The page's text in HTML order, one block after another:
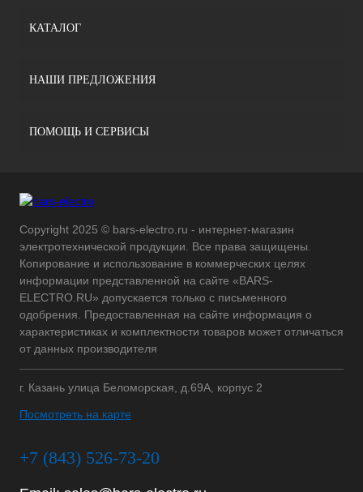
КАТАЛОГ
НАШИ ПРЕДЛОЖЕНИЯ
ПОМОЩЬ И СЕРВИСЫ
Copyright 2025 © bars-electro.ru - интернет-магазин
электротехнической продукции. Все права защищены.
Копирование и использование в коммерческих целях
информации представленной на сайте «BARS-
ELECTRO.RU» допускается только с письменного
одобрения. Предоставленная на сайте информация о
характеристиках и комплектности товаров может отличаться
от данных производителя
г. Казань улица Беломорская, д.69А, корпус 2
Посмотреть на карте
+7 (843) 526-73-20